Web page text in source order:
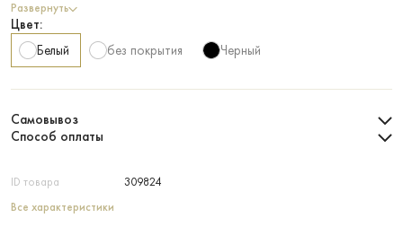
ID товара 309824
Все характеристики
Развернуть
Цвет:
Белый
без покрытия Черный
Самовывоз
Способ оплаты